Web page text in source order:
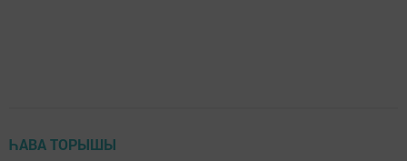
ҺАВА ТОРЫШЫ